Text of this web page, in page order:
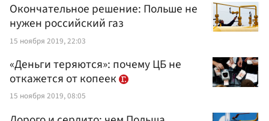
Окончательное решение: Польше не
нужен российский газ
15 ноября 2019, 22:03
«Деньги теряются»: почему ЦБ не
откажется от копеек
15 ноября 2019, 08:05